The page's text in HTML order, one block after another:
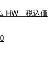
HW 税込価